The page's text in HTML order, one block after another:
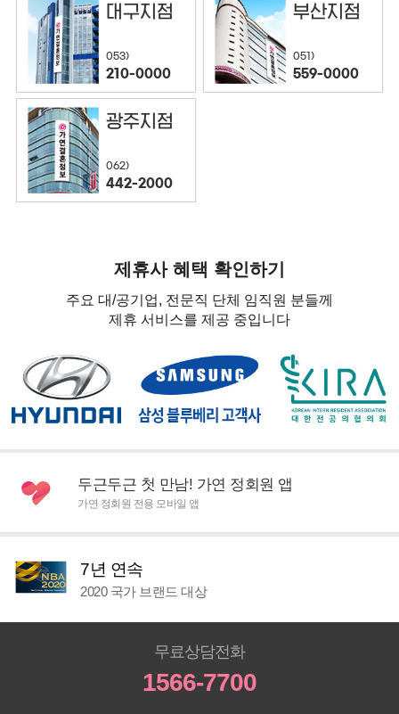
대구지점
053)
210-0000
부산지점
051)
559-0000
광주지점
062)
442-2000
제휴사 혜택 확인하기
주요 대/공기업, 전문직 단체 임직원 분들께
제휴 서비스를 제공 중입니다
두근두근 첫 만남! 가연 정회원 앱
가연 정회원 전용 모바일 앱
7년 연속
2020 국가 브랜드 대상
무료상담전화
1566-7700